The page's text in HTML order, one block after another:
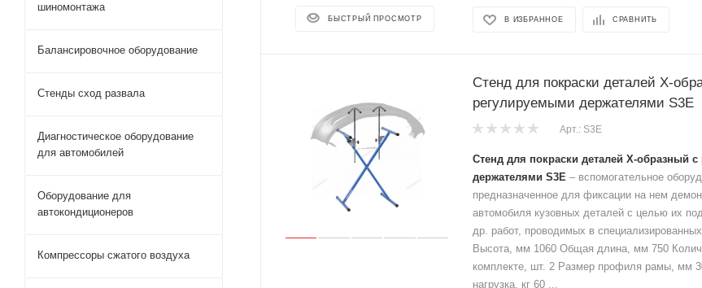
БЫСТРЫЙ ПРОСМОТР В ИЗБРАННОЕ СРАВНИТЬ
Стенд для покраски деталей Х-
регулируемыми держателями S3E
Арт.: S3E
Стенд для покраски деталей Х-образный
держателями S3E – вспомогательное
предназначенное для фиксации на нем
автомобиля кузовных деталей с целью их
др. работ, проводимых в
Высота, мм 1060 Общая длина, мм 750
комплекте, шт. 2 Размер профиля рамы, мм
нагрузка, кг 60 ...
шиномонтажа
Балансировочное оборудование
Стенды сход развала
Диагностическое оборудование
для автомобилей
Оборудование для
автокондиционеров
Компрессоры сжатого воздуха